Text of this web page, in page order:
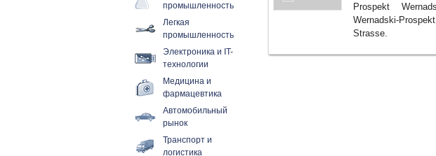
промышленность
Легкая
промышленность
Электроника и IT-
технологии
Медицина и
фармацевтика
Автомобильный
рынок
Транспорт и
логистика
Prospekt
Wernadski-
Strasse.